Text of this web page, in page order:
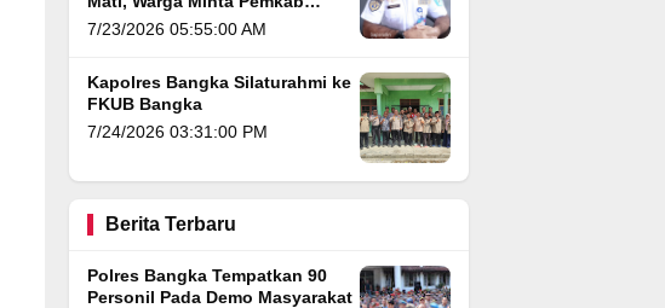
Bangka Segera Atasi
7/23/2026 05:55:00 AM
Kapolres Bangka Silaturahmi ke
FKUB Bangka
7/24/2026 03:31:00 PM
Berita Terbaru
Polres Bangka Tempatkan 90
Personil Pada Demo Masyarakat